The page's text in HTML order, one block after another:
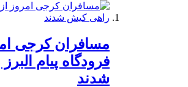
مسافران کرجی
فرودگاه پیام
شدند